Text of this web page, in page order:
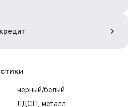
черный/белый
ЛДСП, металл